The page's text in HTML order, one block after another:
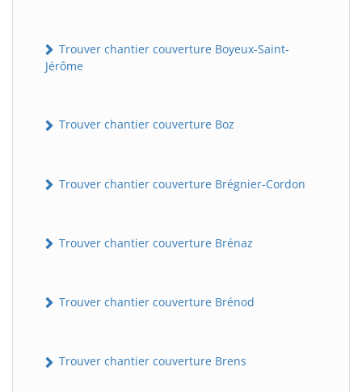
Trouver chantier couverture Boyeux-Saint-
Jérôme
Trouver chantier couverture Boz
Trouver chantier couverture Brégnier-Cordon
Trouver chantier couverture Brénaz
Trouver chantier couverture Brénod
Trouver chantier couverture Brens